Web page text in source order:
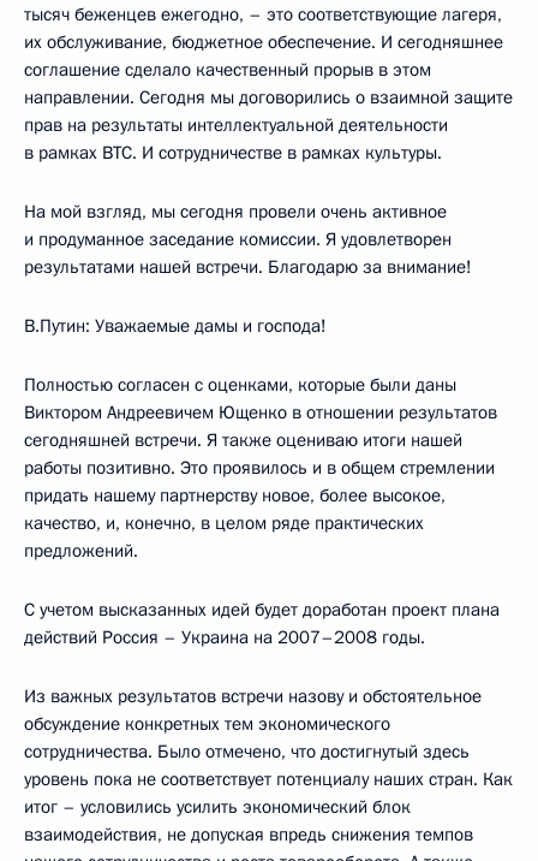
тысяч беженцев ежегодно, – это соответствующие лагеря,
их обслуживание, бюджетное обеспечение. И сегодняшнее
соглашение сделало качественный прорыв в этом
направлении. Сегодня мы договорились о взаимной защите
прав на результаты интеллектуальной деятельности
в рамках ВТС. И сотрудничестве в рамках культуры.
На мой взгляд, мы сегодня провели очень активное
и продуманное заседание комиссии. Я удовлетворен
результатами нашей встречи. Благодарю за внимание!
В.Путин: Уважаемые дамы и господа!
Полностью согласен с оценками, которые были даны
Виктором Андреевичем Ющенко в отношении результатов
сегодняшней встречи. Я также оцениваю итоги нашей
работы позитивно. Это проявилось и в общем стремлении
придать нашему партнерству новое, более высокое,
качество, и, конечно, в целом ряде практических
предложений.
С учетом высказанных идей будет доработан проект плана
действий Россия – Украина на 2007–2008 годы.
Из важных результатов встречи назову и обстоятельное
обсуждение конкретных тем экономического
сотрудничества. Было отмечено, что достигнутый здесь
уровень пока не соответствует потенциалу наших стран. Как
итог – условились усилить экономический блок
взаимодействия, не допуская впредь снижения темпов